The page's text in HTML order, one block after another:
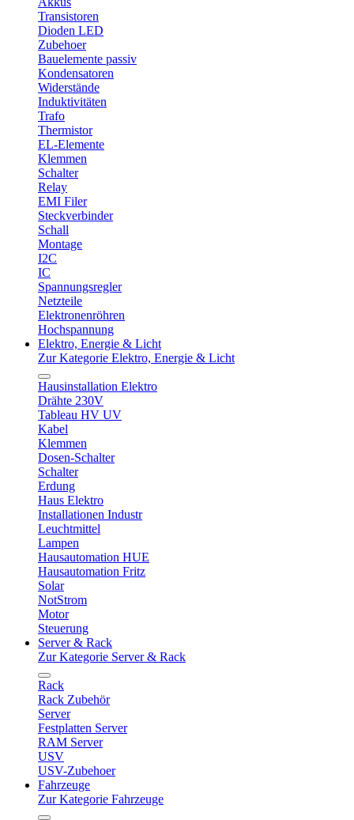
Transistoren
Dioden LED
Zubehoer
Bauelemente passiv
Kondensatoren
Widerstände
Induktivitäten
Trafo
Thermistor
EL-Elemente
Klemmen
Schalter
Relay
EMI Filer
Steckverbinder
Schall
Montage
I2C
IC
Spannungsregler
Netzteile
Elektronenröhren
Hochspannung
Elektro, Energie & Licht
Zur Kategorie Elektro, Energie & Licht
Hausinstallation Elektro
Drähte 230V
Tableau HV UV
Kabel
Klemmen
Dosen-Schalter
Schalter
Erdung
Haus Elektro
Installationen Industr
Leuchtmittel
Lampen
Hausautomation HUE
Hausautomation Fritz
Solar
NotStrom
Motor
Steuerung
Server & Rack
Zur Kategorie Server & Rack
Rack
Rack Zubehör
Server
Festplatten Server
RAM Server
USV
USV-Zubehoer
Fahrzeuge
Zur Kategorie Fahrzeuge